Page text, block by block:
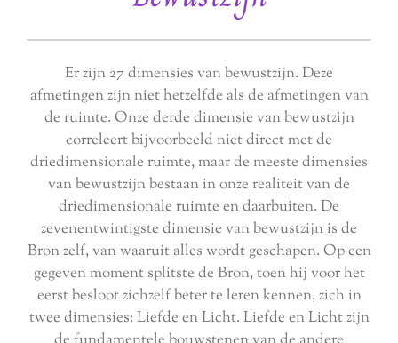
Er zijn 27 dimensies van bewustzijn. Deze
afmetingen zijn niet hetzelfde als de afmetingen van
de ruimte. Onze derde dimensie van bewustzijn
correleert bijvoorbeeld niet direct met de
driedimensionale ruimte, maar de meeste dimensies
van bewustzijn bestaan in onze realiteit van de
driedimensionale ruimte en daarbuiten. De
zevenentwintigste dimensie van bewustzijn is de
Bron zelf, van waaruit alles wordt geschapen. Op een
gegeven moment splitste de Bron, toen hij voor het
eerst besloot zichzelf beter te leren kennen, zich in
twee dimensies: Liefde en Licht. Liefde en Licht zijn